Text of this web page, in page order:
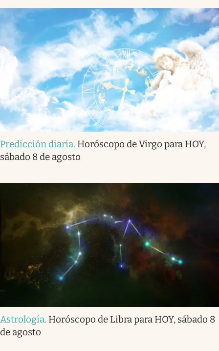
Predicción diaria. Horóscopo de Virgo para HOY,
sábado 8 de agosto
Astrología. Horóscopo de Libra para HOY, sábado 8
de agosto